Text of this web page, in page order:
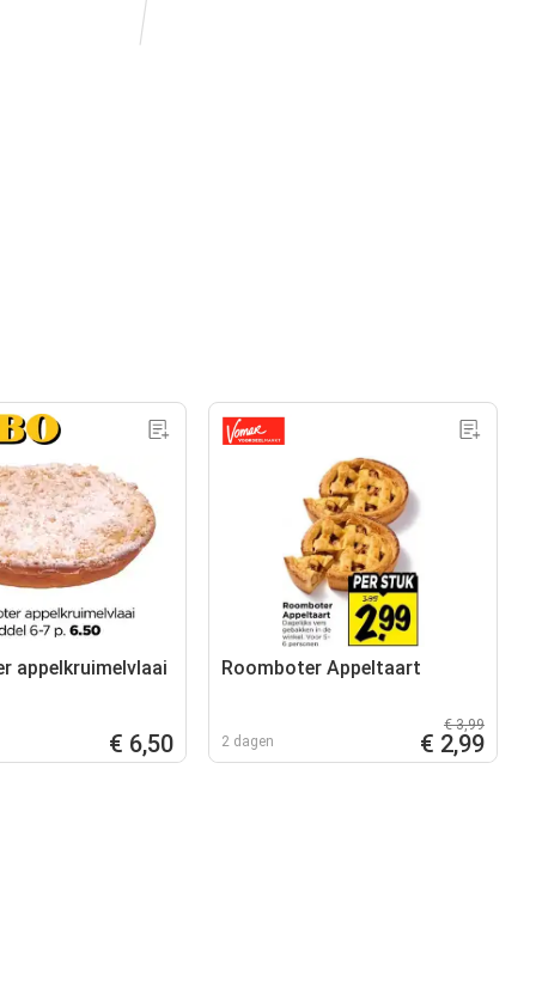
appelkruimelvlaai
€ 6,50
Roomboter Appeltaart
2 dagen
€ 3,99
€ 2,99